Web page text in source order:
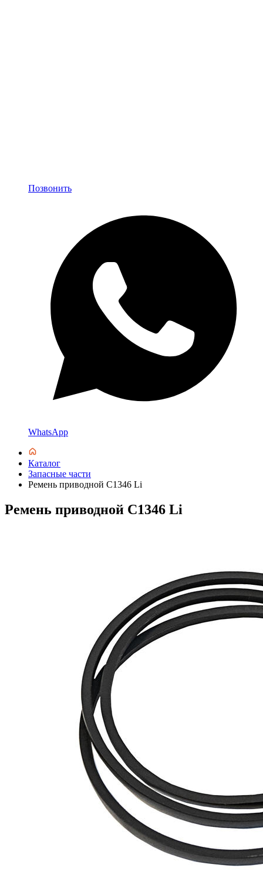
Позвонить
WhatsApp
Каталог
Запасные части
Ремень приводной С1346 Li
Ремень приводной С1346 Li